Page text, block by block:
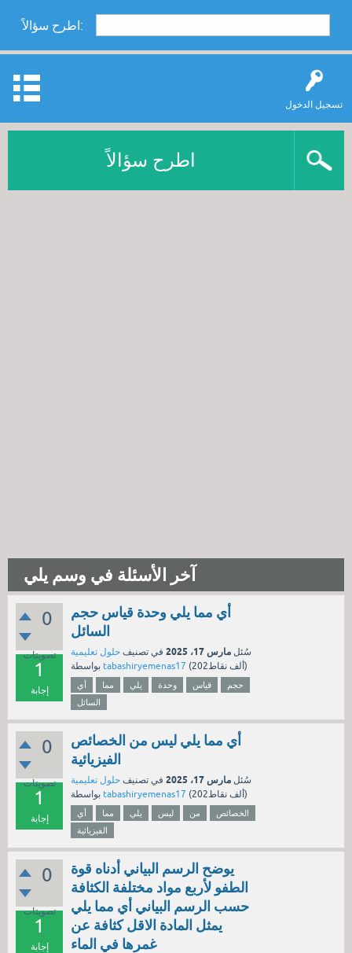
اطرح سؤالاً:
تسجيل الدخول
اطرح سؤالاً
آخر الأسئلة في وسم يلي
0
تصويتات
1
إجابة
أي مما يلي وحدة قياس حجم
السائل
سُئل مارس 17، 2025 في تصنيف حلول تعليمية
tabashiryemenas17 ( 202ألف نقاط)
أي مما يلي وحدة قياس
حجم
السائل
0
تصويتات
1
إجابة
أي مما يلي ليس من الخصائص
الفيزيائية
سُئل مارس 17، 2025 في تصنيف حلول تعليمية
tabashiryemenas17 ( 202ألف نقاط)
أي مما يلي ليس من
الخصائص
الفيزيائية
0
تصويتات
1
إجابة
يوضح الرسم البياني أدناه قوة
الطفو لأربع مواد مختلفة الكثافة
حسب الرسم البياني أي مما يلي
يمثل المادة الاقل كثافة عن
غمرها في الماء